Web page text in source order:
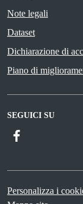
Note legali
Dataset
Dichiarazione di
Piano di
SEGUICI SU
Personalizza i